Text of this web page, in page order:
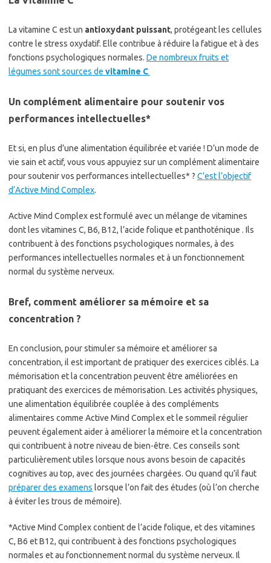
La vitamine C est un antioxydant puissant, protégeant les cellules
contre le stress oxydatif. Elle contribue à réduire la fatigue et à des
fonctions psychologiques normales. De nombreux fruits et
légumes sont sources de vitamine C
Un complément alimentaire pour soutenir vos
performances intellectuelles*
Et si, en plus d’une alimentation équilibrée et variée ! D’un mode de
vie sain et actif, vous vous appuyiez sur un complément alimentaire
pour soutenir vos performances intellectuelles* ? C’est l’objectif
d’Active Mind Complex.
Active Mind Complex est formulé avec un mélange de vitamines
dont les vitamines C, B6, B12, l’acide folique et panthoténique . Ils
contribuent à des fonctions psychologiques normales, à des
performances intellectuelles normales et à un fonctionnement
normal du système nerveux.
Bref, comment améliorer sa mémoire et sa
concentration ?
En conclusion, pour stimuler sa mémoire et améliorer sa
concentration, il est important de pratiquer des exercices ciblés. La
mémorisation et la concentration peuvent être améliorées en
pratiquant des exercices de mémorisation. Les activités physiques,
une alimentation équilibrée couplée à des compléments
alimentaires comme Active Mind Complex et le sommeil régulier
peuvent également aider à améliorer la mémoire et la concentration
qui contribuent à notre niveau de bien-être. Ces conseils sont
particulièrement utiles lorsque nous avons besoin de capacités
cognitives au top, avec des journées chargées. Ou quand qu’il faut
préparer des examens lorsque l’on fait des études (où l’on cherche
à éviter les trous de mémoire).
*Active Mind Complex contient de l’acide folique, et des vitamines
C, B6 et B12, qui contribuent à des fonctions psychologiques
normales et au fonctionnement normal du système nerveux. Il